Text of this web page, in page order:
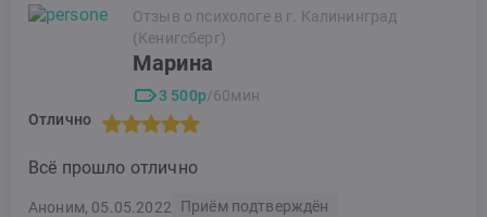
Отзыв о психологе в г. Калининград
(Кенигсберг)
Марина
3 500р/60мин
Отлично
Всё прошло отлично
Аноним, 05.05.2022
Приём подтверждён